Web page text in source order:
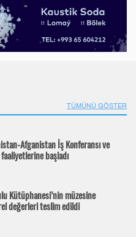
TÜMÜNÜ GÖSTER
Afganistan İş Konferansı ve
başladı
Kütüphanesi’nin müzesine
değerleri teslim edildi